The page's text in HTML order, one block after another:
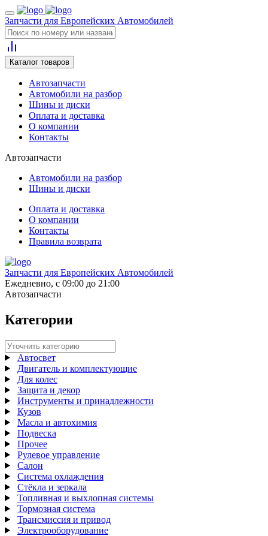
Запчасти для Европейских Автомобилей
Каталог товаров
Автозапчасти
Автомобили на разбор
Шины и диски
Оплата и доставка
О компании
Контакты
Автозапчасти
Автомобили на разбор
Шины и диски
Оплата и доставка
О компании
Контакты
Правила возврата
Запчасти для Европейских Автомобилей
Ежедневно, с 09:00 до 21:00
Автозапчасти
Категории
Автосвет
Двигатель и комплектующие
Для колес
Защита и декор
Инструменты и принадлежности
Кузов
Масла и автохимия
Подвеска
Прочее
Рулевое управление
Салон
Система охлаждения
Стёкла и зеркала
Топливная и выхлопная системы
Тормозная система
Трансмиссия и привод
Электрооборудование